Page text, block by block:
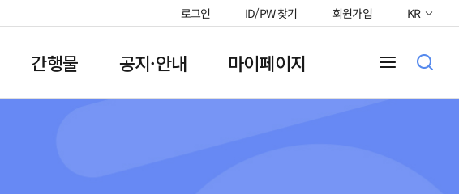
로그인 ID/PW 찾기 회원가입 KR
간행물 공지·안내 마이페이지